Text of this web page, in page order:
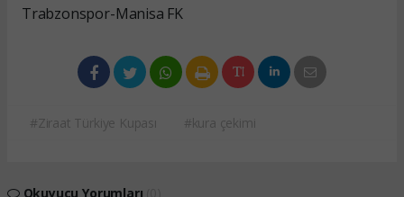
Trabzonspor-Manisa FK
#Ziraat Türkiye Kupası #kura çekimi
Okuyucu Yorumları